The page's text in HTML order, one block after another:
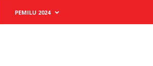
PEMILU 2024